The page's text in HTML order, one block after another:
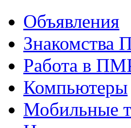
Объявления
Знакомства
Работа в
Компьютеры
Мобильные